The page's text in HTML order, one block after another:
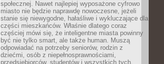
społecznej. Nawet najlepiej wyposażone cyfrowo
miasto nie będzie naprawdę nowoczesne, jeżeli
stanie się niewygodne, hałaśliwe i wykluczające dla
części mieszkańców. Właśnie dlatego coraz
częściej mówi się, że inteligentne miasta powinny
być nie tylko smart, ale także human. Muszą
odpowiadać na potrzeby seniorów, rodzin z
dziećmi, osób z niepełnosprawnościami,
przedsiębiorców, studentów i wszystkich tych,